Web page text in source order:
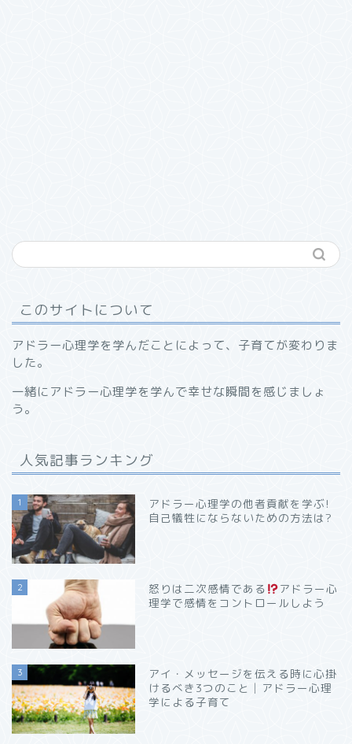
このサイトについて
アドラー心理学を学んだことによって、子育てが変わりま
した。
一緒にアドラー心理学を学んで幸せな瞬間を感じましょ
う。
人気記事ランキング
1
アドラー心理学の他者貢献を学ぶ!
自己犠牲にならないための方法は?
2 怒りは二次感情である
アドラー心
理学で感情をコントロールしよう
3
アイ・メッセージを伝える時に心掛
けるべき3つのこと│アドラー心理
学による子育て